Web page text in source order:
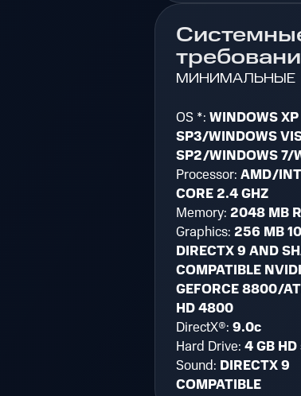
МИНИМАЛЬНЫЕ
OS *: WINDOWS XP
SP3/WINDOWS
SP2/WINDOWS 7/
Processor: AMD/
CORE 2.4 GHZ
Memory: 2048 MB
Graphics: 256 MB
DIRECTX 9 AND
COMPATIBLE
GEFORCE 8800/
HD 4800
DirectX®: 9.0c
Hard Drive: 4 GB
Sound: DIRECTX 9
COMPATIBLE